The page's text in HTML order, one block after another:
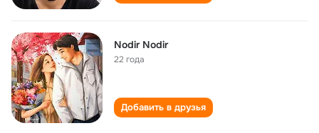
Nodir Nodir
22 года
Добавить в друзья